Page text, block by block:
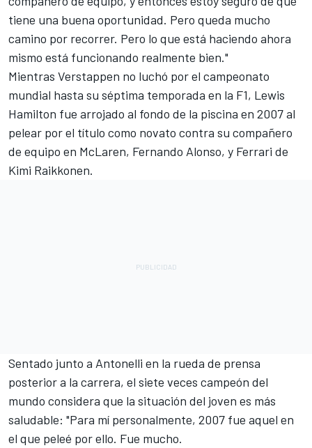
tiene una buena oportunidad. Pero queda mucho
camino por recorrer. Pero lo que está haciendo ahora
mismo está funcionando realmente bien."
Mientras Verstappen no luchó por el campeonato
mundial hasta su séptima temporada en la F1, Lewis
Hamilton fue arrojado al fondo de la piscina en 2007 al
pelear por el título como novato contra su compañero
de equipo en McLaren, Fernando Alonso, y Ferrari de
Kimi Raikkonen.
Sentado junto a Antonelli en la rueda de prensa
posterior a la carrera, el siete veces campeón del
mundo considera que la situación del joven es más
saludable: "Para mí personalmente, 2007 fue aquel en
el que peleé por ello. Fue mucho.